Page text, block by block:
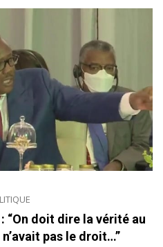
“On doit dire la vérité au
pas le droit…”